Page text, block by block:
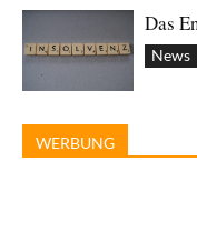
Das
News
WERBUNG